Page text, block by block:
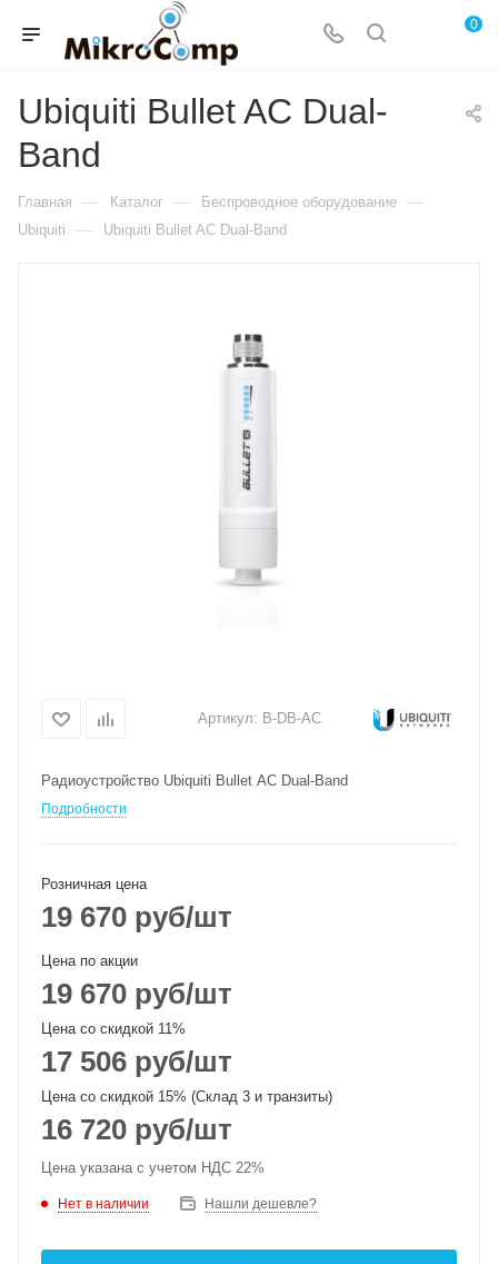
0
Ubiquiti Bullet AC Dual-
Band
Главная — Каталог — Беспроводное оборудование —
Ubiquiti — Ubiquiti Bullet AC Dual-Band
Артикул: B-DB-AC
Радиоустройство Ubiquiti Bullet AC Dual-Band
Подробности
Розничная цена
19 670 руб/шт
Цена по акции
19 670 руб/шт
Цена со скидкой 11%
17 506 руб/шт
Цена со скидкой 15% (Склад 3 и транзиты)
16 720 руб/шт
Цена указана с учетом НДС 22%
Нет в наличии Нашли дешевле?